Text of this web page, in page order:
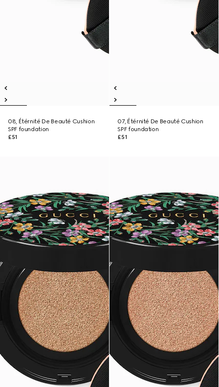
08, Étérnité De Beauté Cushion
SPF foundation
£51
07, Étérnité De Beauté Cushion
SPF foundation
£51